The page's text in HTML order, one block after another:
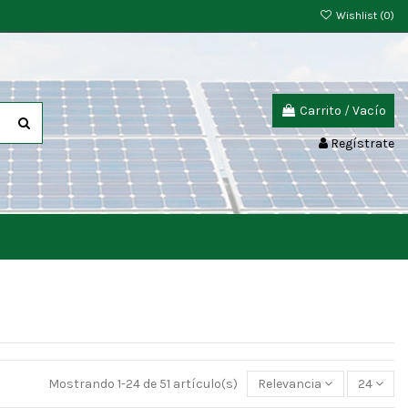
Wishlist (0)
Carrito /Vacío
Regístrate
Mostrando 1-24 de 51 artículo(s) Relevancia 24